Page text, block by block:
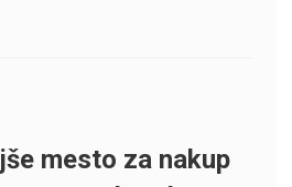
mesto za nakup